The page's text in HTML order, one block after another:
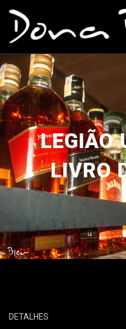
LEGIÃO
LIVRO
DETALHES